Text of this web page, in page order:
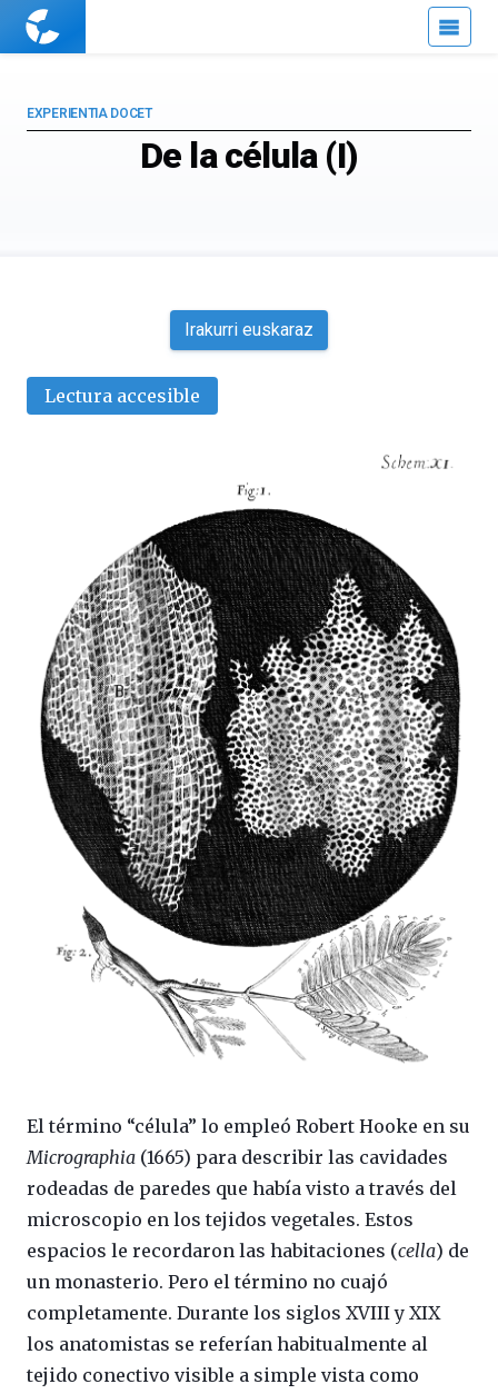
Cuaderno
De la célula (I)
EXPERIENTIA DOCET
Irakurri euskaraz
Lectura accesible
El término “célula” lo empleó Robert Hooke en su
Micrographia (1665) para describir las cavidades
rodeadas de paredes que había visto a través del
microscopio en los tejidos vegetales. Estos
espacios le recordaron las habitaciones (cella) de
un monasterio. Pero el término no cuajó
completamente. Durante los siglos XVIII y XIX
los anatomistas se referían habitualmente al
tejido conectivo visible a simple vista como